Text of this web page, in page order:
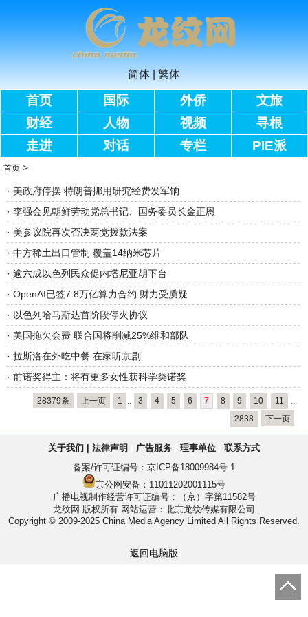
简体 繁体
首页 国际 外侨
文旅
财经
人物 视频
寻根
走进
对话 专栏 PIE派
首页 >
· 美政府停摆 特朗普挪用研究经费发军饷
· 李强会见朝鲜劳动党总书记、国务委员长金正恩
· 美参议院再次否决两党拨款法案
· 中方稀土出口管制 覆盖14纳米芯片
· 逾六成以色列民众促内塔尼亚胡下台
· OpenAI已签7.8万亿算力合约 财力受质疑
· 以色列哈马斯达首阶段停火协议
· 美国拖欠会费 联合国将削减25%维和部队
· 拉斯洛在外吃中餐 在家听京剧
· 前诺奖得主：将有更多女性获科学类诺奖
28379条 上一页 1 .. 3 4 5 6 7 8 9 10 11
..
2838
下一页
关于我们 法律声明 广告服务 理事单位
联系方式
备案/许可证编号： 京ICP备18009984号-1
京公网安备：11011202001115号
广播电视制作经营许可证编号：（京）字第11582号
龙纹网 版权所有 网站运营：北京龙纹传媒有限公司
Copyright © 2009-2025 China Media Agency Limited All Rights Reserved.
返回电脑版